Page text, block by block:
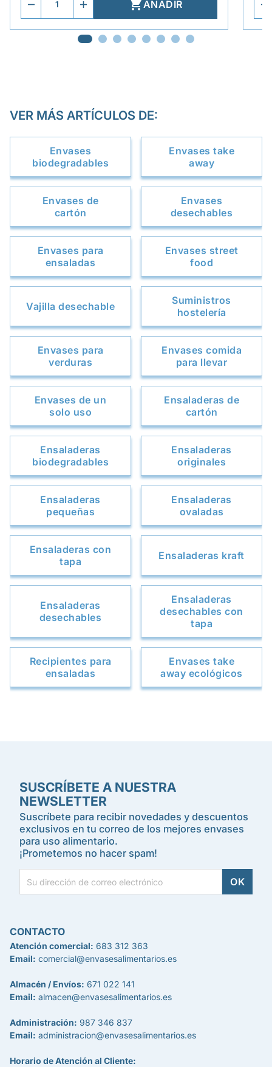
AÑADIR
VER MÁS ARTÍCULOS DE:
Envases
biodegradables
Envases take
away
Envases de
cartón
Envases
desechables
Envases para
ensaladas
Envases street
food
Vajilla desechable
Suministros
hostelería
Envases para
verduras
Envases comida
para llevar
Envases de un
solo uso
Ensaladeras de
cartón
Ensaladeras
biodegradables
Ensaladeras
originales
Ensaladeras
pequeñas
Ensaladeras
ovaladas
Ensaladeras con
tapa
Ensaladeras kraft
Ensaladeras
desechables
Ensaladeras
desechables con
tapa
Recipientes para
ensaladas
Envases take
away ecológicos
SUSCRÍBETE A NUESTRA
NEWSLETTER
Suscríbete para recibir novedades y descuentos
exclusivos en tu correo de los mejores envases
para uso alimentario.
¡Prometemos no hacer spam!
CONTACTO
Atención comercial: 683 312 363
Email: comercial@envasesalimentarios.es
Almacén / Envíos: 671 022 141
Email: almacen@envasesalimentarios.es
Administración: 987 346 837
Email: administracion@envasesalimentarios.es
Horario de Atención al Cliente: